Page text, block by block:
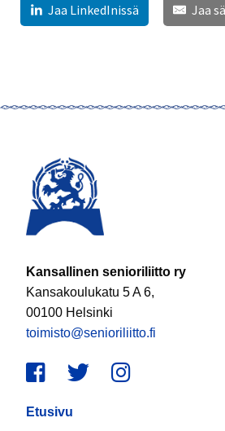
Jaa LinkedInissä Jaa
Kansallinen senioriliitto ry
Kansakoulukatu 5 A 6,
00100 Helsinki
toimisto@senioriliitto.fi
Facebook
TwitterInstagram
Etusivu